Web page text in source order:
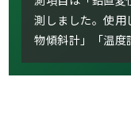
測しました。使
物傾斜計」「温度